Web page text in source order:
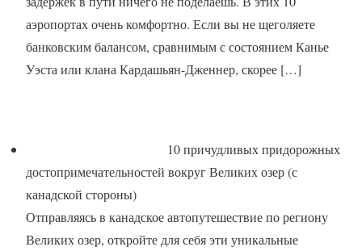
аэропортах очень комфортно. Если вы не щеголяете
банковским балансом, сравнимым с состоянием Канье
Уэста или клана Кардашьян-Дженнер, скорее […]
10 причудливых придорожных
достопримечательностей вокруг Великих озер (с
канадской стороны)
Отправляясь в канадское автопутешествие по региону
Великих озер, откройте для себя эти уникальные